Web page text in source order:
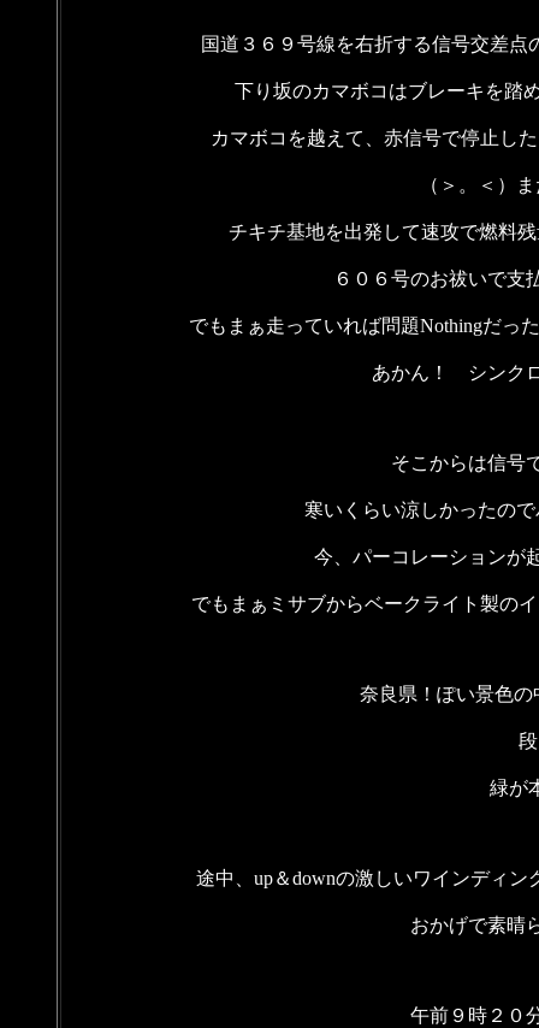
国道３６９号線を右折する信号交差
下り坂のカマボコはブレーキを踏
カマボコを越えて、赤信号で停止し
（＞。＜）
チキチ基地を出発して速攻で燃料
６０６号のお祓いで支
でもまぁ走っていれば問題Nothingだっ
あかん！ シンク
そこからは信号
寒いくらい涼しかったの
今、パーコレーションが
でもまぁミサブからベークライト製の
奈良県！ぽい景色
緑が
途中、up＆downの激しいワインディ
おかげで素晴
午前９時２０